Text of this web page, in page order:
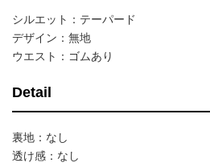
シルエット：テーパード
デザイン：無地
ウエスト：ゴムあり
Detail
裏地：なし
透け感：なし